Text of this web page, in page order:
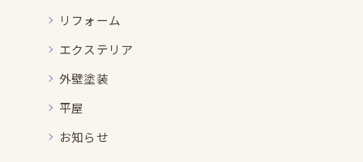
リフォーム
エクステリア
外壁塗装
平屋
お知らせ